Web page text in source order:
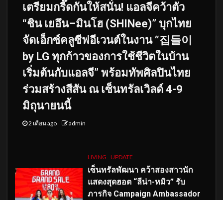
เตรียมกรี๊ดกันให้สนั่น! แอลจีคว้าตัว
“ชิน เยอึน–มินโฮ (SHINee)” บุกไทย
จัดเอ็กซ์คลูซีฟอีเวนต์ในงาน “집들이
by LG ทุกก้าวของการใช้ชีวิตในบ้าน
เริ่มต้นกับแอลจี” พร้อมทัพศิลปินไทย
ร่วมสร้างสีสัน ณ เซ็นทรัลเวิลด์ 4-9
มิถุนายนนี้
2 เดือน ago admin
LIVING UPDATE
เซ็นทรัลพัฒนา คว้าสองสาวนัก
แสดงสุดฮอต “ลีน่า-หมิว” รับ
ภารกิจ Campaign Ambassador